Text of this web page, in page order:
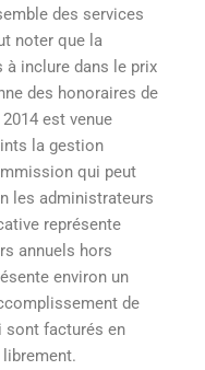
des services
noter que la
à inclure dans le prix
des honoraires de
est venue
la gestion
qui peut
les administrateurs
représente
annuels hors
environ un
de
sont facturés en